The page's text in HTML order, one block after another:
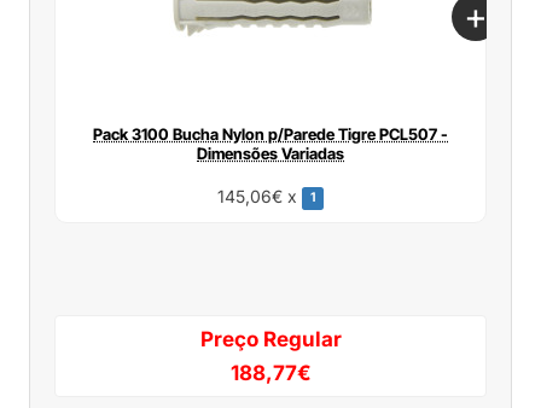
Pack 3100 Bucha Nylon p/Parede Tigre PCL507 -
Dimensões Variadas
145,06€ x 1
Preço Regular
188,77€